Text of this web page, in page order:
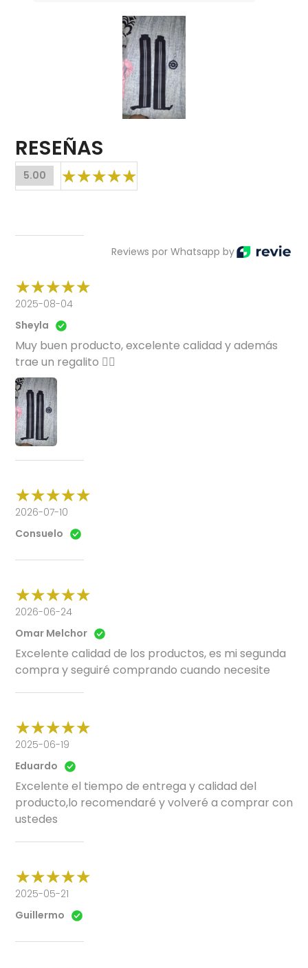
RESEÑAS
5.00
Reviews por Whatsapp by
2025-08-04
Sheyla
Muy buen producto, excelente calidad y además
trae un regalito 👌🏽
2026-07-10
Consuelo
2026-06-24
Omar Melchor
Excelente calidad de los productos, es mi segunda
compra y seguiré comprando cuando necesite
2025-06-19
Eduardo
Excelente el tiempo de entrega y calidad del
producto,lo recomendaré y volveré a comprar con
ustedes
2025-05-21
Guillermo